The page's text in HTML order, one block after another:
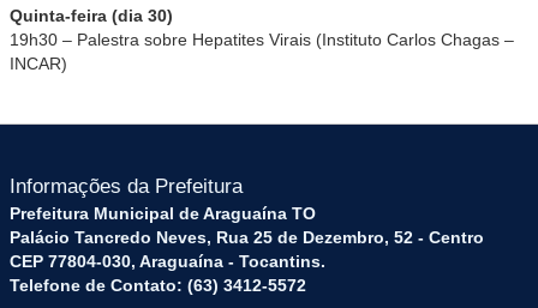
Quinta-feira (dia 30)
19h30 – Palestra sobre Hepatites Virais (Instituto Carlos Chagas –
INCAR)
Informações da Prefeitura
Prefeitura Municipal de Araguaína TO
Palácio Tancredo Neves, Rua 25 de Dezembro, 52 - Centro
CEP 77804-030, Araguaína - Tocantins.
Telefone de Contato: (63) 3412-5572